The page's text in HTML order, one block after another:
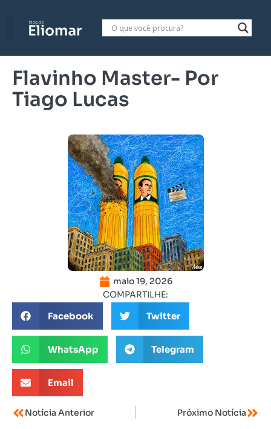
Flavinho Master- Por
Tiago Lucas
maio 19, 2026
COMPARTILHE:
Facebook Twitter
WhatsApp Telegram
Email
Notícia Anterior Próximo Notícia